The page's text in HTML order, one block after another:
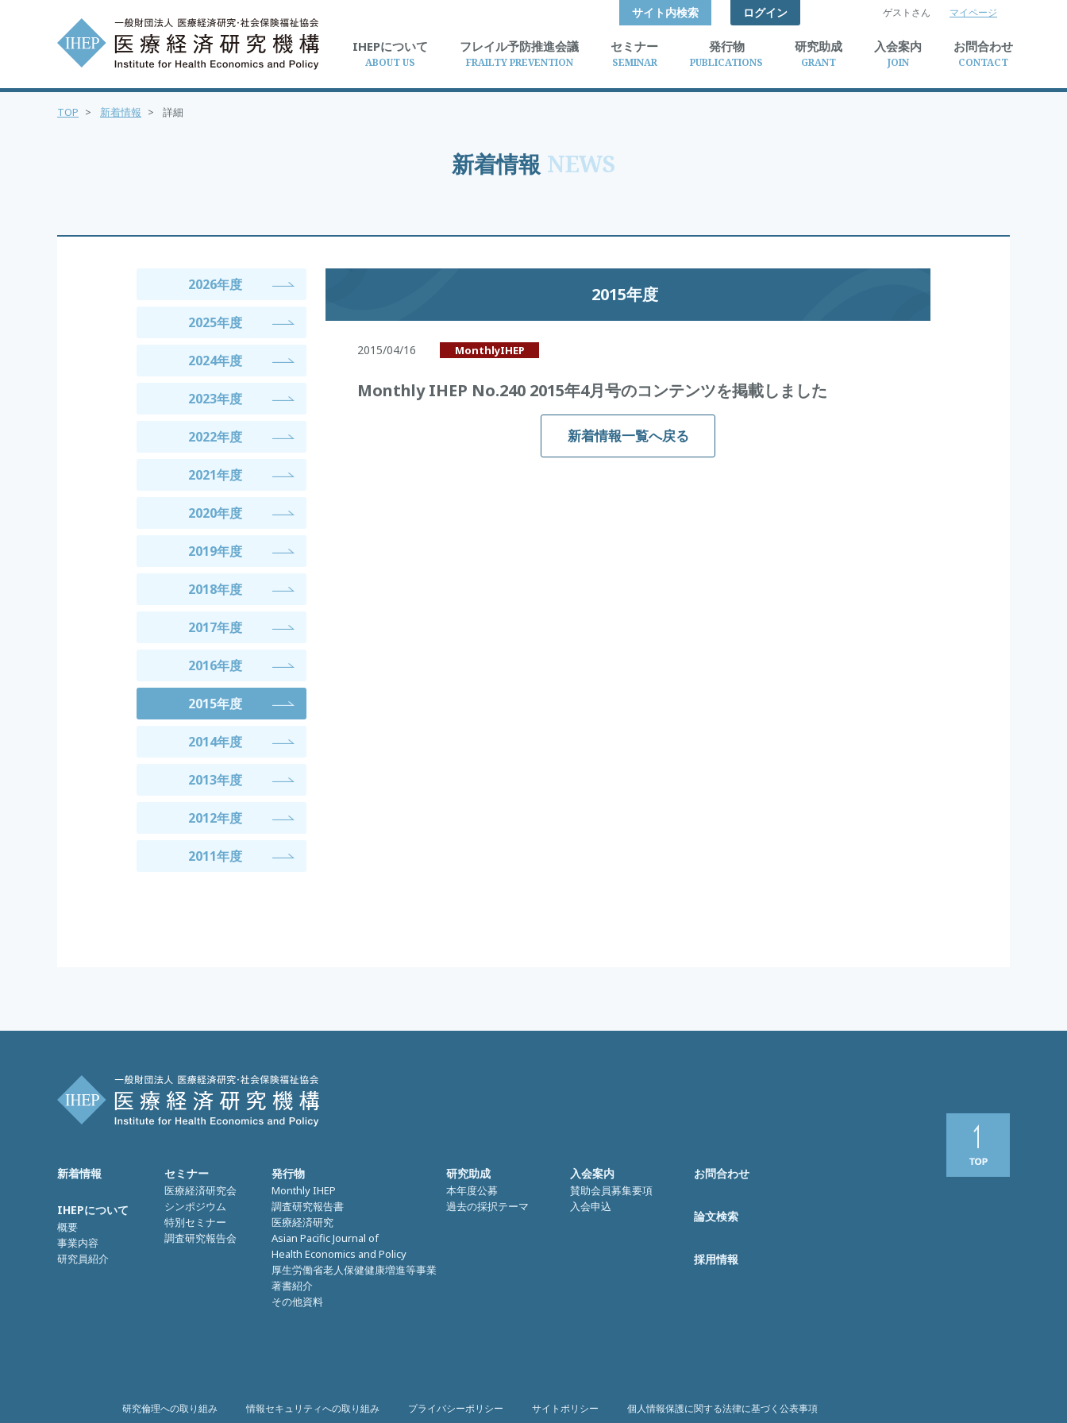
サイト内検索 検索
ログイン ゲストさん マイページ
IHEPについて
ABOUT US
フレイル予防推進会議
FRAILTY PREVENTION
セミナー
SEMINAR
発行物
PUBLICATIONS
研究助成
GRANT
入会案内
JOIN
お問合わせ
CONTACT
新着情報 NEWS
TOP > 新着情報 > 詳細
2026年度
2025年度
2024年度
2023年度
2022年度
2021年度
2020年度
2019年度
2018年度
2017年度
2016年度
2015年度
2014年度
2013年度
2012年度
2011年度
2015年度
2015/04/16 MonthlyIHEP
Monthly IHEP No.240 2015年4月号のコンテンツを掲載しました
新着情報一覧へ戻る
新着情報
IHEPについて
概要
事業内容
研究員紹介
セミナー
医療経済研究会
シンポジウム
特別セミナー
調査研究報告会
発行物
Monthly IHEP
調査研究報告書
医療経済研究
Asian Pacific Journal of
Health Economics and Policy
厚生労働省老人保健健康増進等事業
著書紹介
その他資料
研究助成
本年度公募
過去の採択テーマ
入会案内
賛助会員募集要項
入会申込
お問合わせ
論文検索
採用情報
研究倫理への取り組み 情報セキュリティへの取り組み プライバシーポリシー サイトポリシー 個人情報保護に関する法律に基づく公表事項